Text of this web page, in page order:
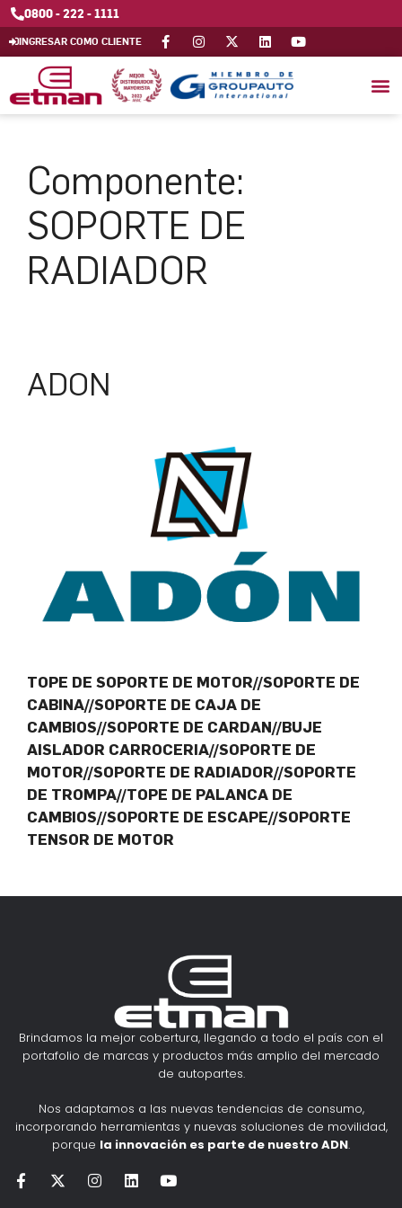
0800 - 222 - 1111
INGRESAR COMO CLIENTE
Componente:
SOPORTE DE
RADIADOR
ADON
TOPE DE SOPORTE DE MOTOR//SOPORTE DE
CABINA//SOPORTE DE CAJA DE
CAMBIOS//SOPORTE DE CARDAN//BUJE
AISLADOR CARROCERIA//SOPORTE DE
MOTOR//SOPORTE DE RADIADOR//SOPORTE
DE TROMPA//TOPE DE PALANCA DE
CAMBIOS//SOPORTE DE ESCAPE//SOPORTE
TENSOR DE MOTOR
Brindamos la mejor cobertura, llegando a todo el país con el
portafolio de marcas y productos más amplio del mercado
de autopartes.
Nos adaptamos a las nuevas tendencias de consumo,
incorporando herramientas y nuevas soluciones de movilidad,
porque la innovación es parte de nuestro ADN.